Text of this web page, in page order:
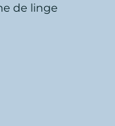
de linge